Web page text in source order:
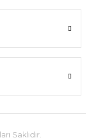
Saklıdır.